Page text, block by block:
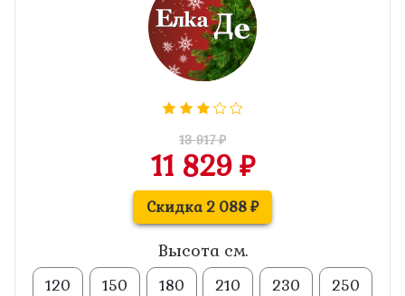
13 917 ₽
11 829 ₽
Скидка 2 088 ₽
Высота см.
120 150 180 210 230 250